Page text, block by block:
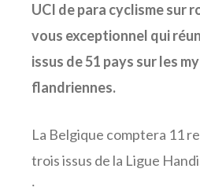
UCI de para cyclisme sur
vous exceptionnel qui
issus de 51 pays sur les
flandriennes.
La Belgique comptera 11
trois issus de la Ligue